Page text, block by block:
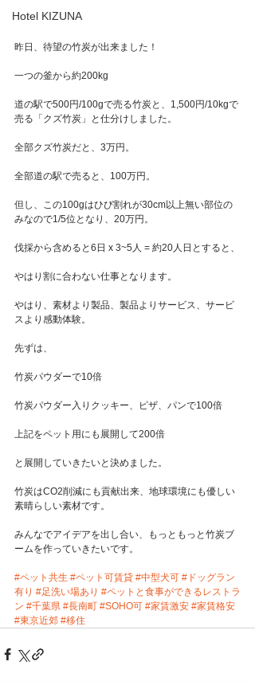
Hotel KIZUNA
昨日、待望の竹炭が出来ました！
一つの釜から約200kg
道の駅で500円/100gで売る竹炭と、1,500円/10kgで
売る「クズ竹炭」と仕分けしました。
全部クズ竹炭だと、3万円。
全部道の駅で売ると、100万円。
但し、この100gはひび割れが30cm以上無い部位の
みなので1/5位となり、20万円。
伐採から含めると6日 x 3~5人 = 約20人日とすると、
やはり割に合わない仕事となります。
やはり、素材より製品、製品よりサービス、サービ
スより感動体験。
先ずは、
竹炭パウダーで10倍
竹炭パウダー入りクッキー、ピザ、パンで100倍
上記をペット用にも展開して200倍
と展開していきたいと決めました。
竹炭はCO2削減にも貢献出来、地球環境にも優しい
素晴らしい素材です。
みんなでアイデアを出し合い、もっともっと竹炭ブ
ームを作っていきたいです。
#ペット共生 #ペット可賃貸 #中型犬可 #ドッグラン
有り #足洗い場あり #ペットと食事ができるレストラ
ン #千葉県 #長南町 #SOHO可 #家賃激安 #家賃格安
#東京近郊 #移住